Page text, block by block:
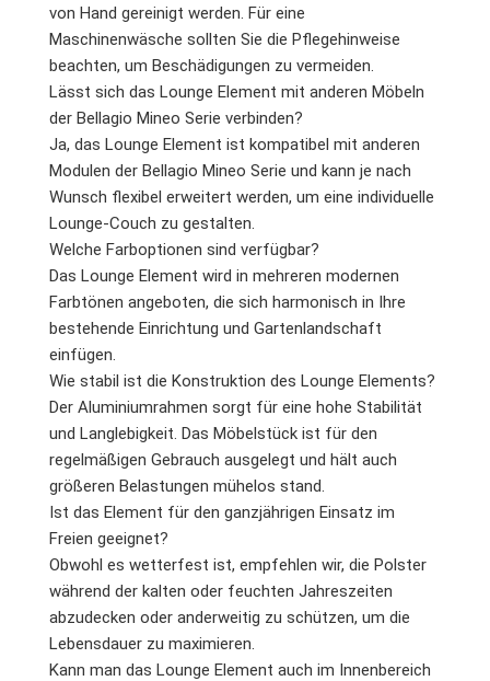
von Hand gereinigt werden. Für eine
Maschinenwäsche sollten Sie die Pflegehinweise
beachten, um Beschädigungen zu vermeiden.
Lässt sich das Lounge Element mit anderen Möbeln
der Bellagio Mineo Serie verbinden?
Ja, das Lounge Element ist kompatibel mit anderen
Modulen der Bellagio Mineo Serie und kann je nach
Wunsch flexibel erweitert werden, um eine individuelle
Lounge-Couch zu gestalten.
Welche Farboptionen sind verfügbar?
Das Lounge Element wird in mehreren modernen
Farbtönen angeboten, die sich harmonisch in Ihre
bestehende Einrichtung und Gartenlandschaft
einfügen.
Wie stabil ist die Konstruktion des Lounge Elements?
Der Aluminiumrahmen sorgt für eine hohe Stabilität
und Langlebigkeit. Das Möbelstück ist für den
regelmäßigen Gebrauch ausgelegt und hält auch
größeren Belastungen mühelos stand.
Ist das Element für den ganzjährigen Einsatz im
Freien geeignet?
Obwohl es wetterfest ist, empfehlen wir, die Polster
während der kalten oder feuchten Jahreszeiten
abzudecken oder anderweitig zu schützen, um die
Lebensdauer zu maximieren.
Kann man das Lounge Element auch im Innenbereich